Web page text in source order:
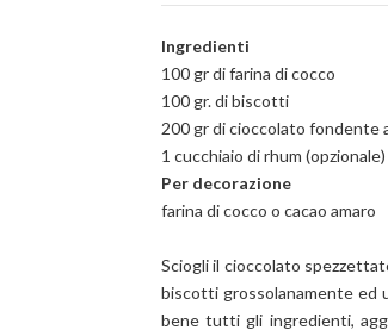
Ingredienti
100 gr di farina di cocco
100 gr. di biscotti
200 gr di cioccolato fondente
1 cucchiaio di rhum (opzionale)
Per decorazione
farina di cocco o cacao amaro
Sciogli il cioccolato
biscotti grossolanamente ed
bene tutti gli ingredienti,